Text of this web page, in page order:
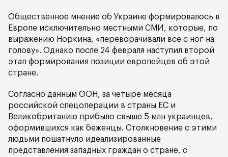
Общественное мнение об Украине формировалось в
Европе исключительно местными СМИ, которые, по
выражению Норкина, «переворачивали все с ног на
голову». Однако после 24 февраля наступил второй
этап формирования позиции европейцев об этой
стране.
Согласно данным ООН, за четыре месяца
российской спецоперации в страны ЕС и
Великобританию прибыло свыше 5 млн украинцев,
оформившихся как беженцы. Столкновение с этими
людьми пошатнуло идеализированные
представления западных граждан о стране, с